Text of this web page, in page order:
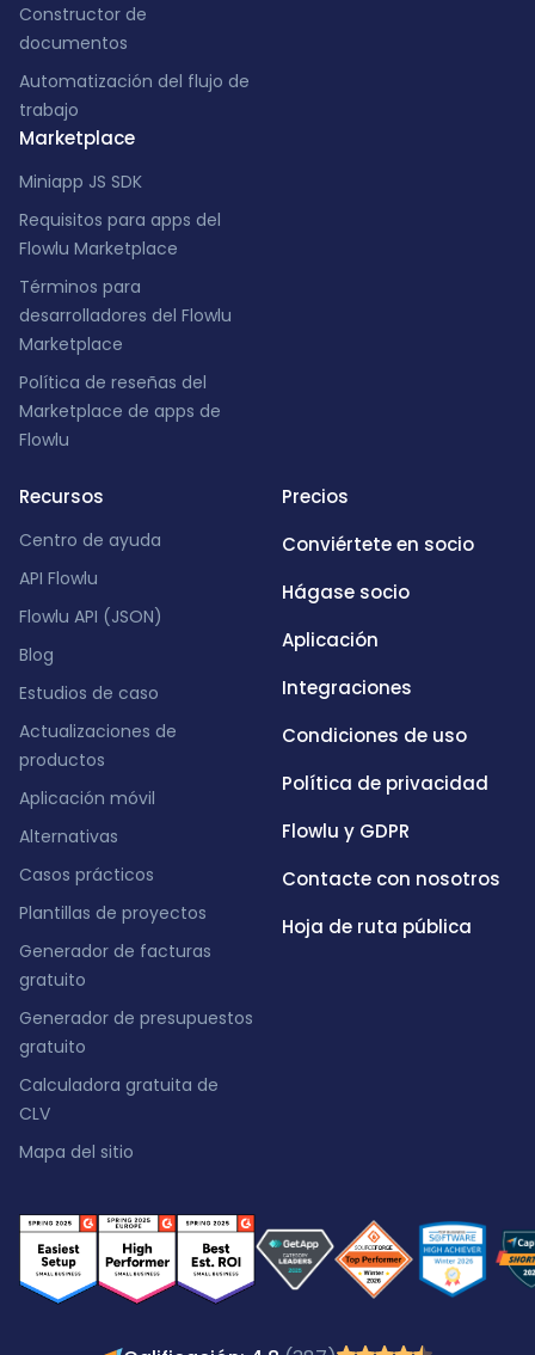
Constructor de
documentos
Automatización del flujo de
trabajo
Marketplace
Miniapp JS SDK
Requisitos para apps del
Flowlu Marketplace
Términos para
desarrolladores del Flowlu
Marketplace
Política de reseñas del
Marketplace de apps de
Flowlu
Recursos
Centro de ayuda
API Flowlu
Flowlu API (JSON)
Blog
Estudios de caso
Actualizaciones de
productos
Aplicación móvil
Alternativas
Casos prácticos
Plantillas de proyectos
Generador de facturas
gratuito
Generador de presupuestos
gratuito
Calculadora gratuita de
CLV
Mapa del sitio
Precios
Conviértete en socio
Hágase socio
Aplicación
Integraciones
Condiciones de uso
Política de privacidad
Flowlu y GDPR
Contacte con nosotros
Hoja de ruta pública